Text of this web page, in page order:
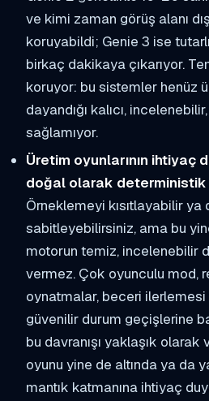
ve kimi zaman görüş alanı
koruyabildi; Genie 3 ise
birkaç dakikaya çıkarıyor.
koruyor: bu sistemler henüz
dayandığı kalıcı,
sağlamıyor.
Üretim oyunlarının ihtiyaç
doğal olarak
Örneklemeyi kısıtlayabilir ya
sabitleyebilirsiniz, ama bu
motorun temiz, incelenebilir
vermez. Çok oyunculu mod,
oynatmalar, beceri
güvenilir durum geçişlerine
bu davranışı yaklaşık
oyunu yine de altında ya da
mantık katmanına ihtiyaç